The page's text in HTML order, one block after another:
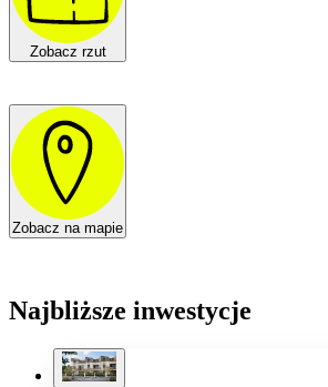
Zobacz rzut
Zobacz na mapie
Najbliższe inwestycje